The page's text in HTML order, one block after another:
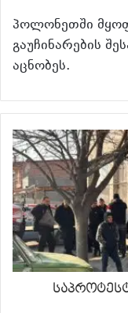
პოლონეთში
გაუჩინარების
აცნობეს.